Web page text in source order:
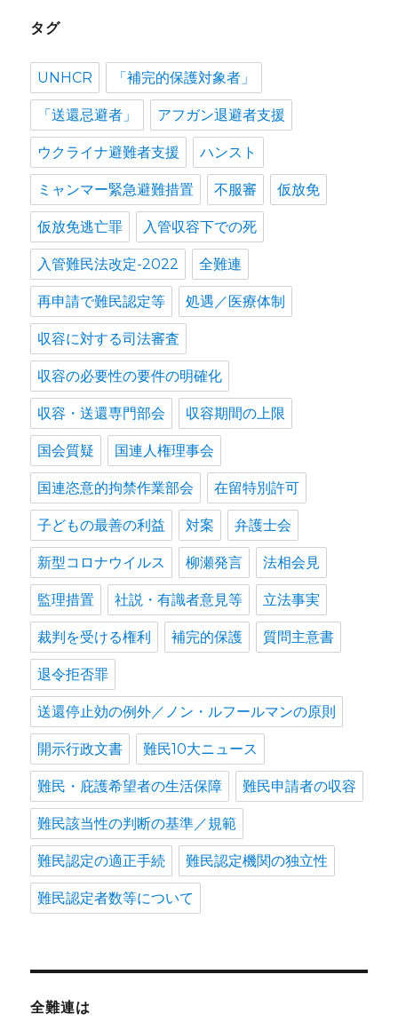
タグ
UNHCR 「補完的保護対象者」
「送還忌避者」 アフガン退避者支援
ウクライナ避難者支援 ハンスト
ミャンマー緊急避難措置 不服審 仮放免
仮放免逃亡罪 入管収容下での死
入管難民法改定-2022 全難連
再申請で難民認定等 処遇／医療体制
収容に対する司法審査
収容の必要性の要件の明確化
収容・送還専門部会 収容期間の上限
国会質疑 国連人権理事会
国連恣意的拘禁作業部会 在留特別許可
子どもの最善の利益 対案 弁護士会
新型コロナウイルス 柳瀬発言 法相会見
監理措置 社説・有識者意見等 立法事実
裁判を受ける権利 補完的保護 質問主意書
退令拒否罪
送還停止効の例外／ノン・ルフールマンの原則
開示行政文書 難民10大ニュース
難民・庇護希望者の生活保障 難民申請者の収容
難民該当性の判断の基準／規範
難民認定の適正手続 難民認定機関の独立性
難民認定者数等について
全難連は